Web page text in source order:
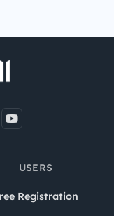
USERS
Registration